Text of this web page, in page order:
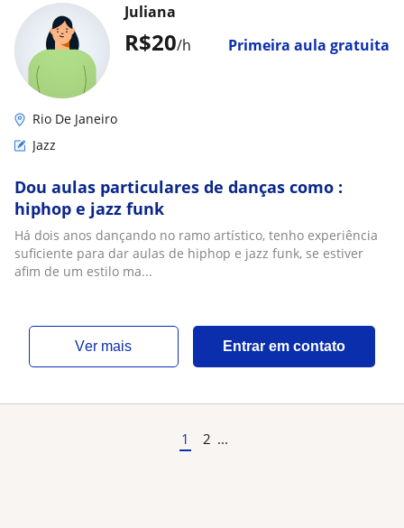
R$20/h Primeira aula gratuita
Juliana
Rio De Janeiro
Jazz
Dou aulas particulares de danças como :
hiphop e jazz funk
Há dois anos dançando no ramo artístico, tenho experiência
suficiente para dar aulas de hiphop e jazz funk, se estiver
afim de um estilo ma...
ver mais Entrar em contato
1 2 ...